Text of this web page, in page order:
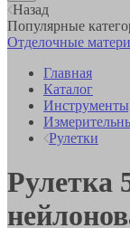
Назад
Популярные
Отделочные
Главная
Каталог
Рулетки
Рулетка